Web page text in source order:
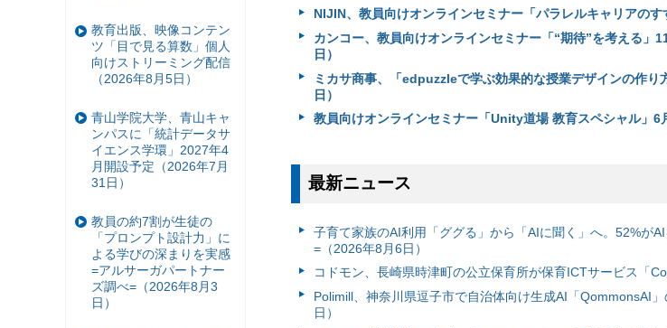
NIJIN、教員向けオンラインセミナー「パラレルキャリアのす
カンコー、教員向けオンラインセミナー「“期待”を考える」
日）
ミカサ商事、「edpuzzleで学ぶ効果的な授業デザインの作り
日）
教員向けオンラインセミナー「Unity道場 教育スペシャル」6
最新ニュース
子育て家族のAI利用「ググる」から「AIに聞く」へ。52%が
=（2026年8月6日）
コドモン、長崎県時津町の公立保育所が保育ICTサービス「
Polimill、神奈川県逗子市で自治体向け生成AI「QommonsAI
日）
教育出版、映像コンテン
ツ「目で見る算数」個人
向けストリーミング配信
（2026年8月5日）
青山学院大学、青山キャ
ンパスに「統計データサ
イエンス学環」2027年4
月開設予定（2026年7月
31日）
教員の約7割が生徒の
「プロンプト設計力」に
よる学びの深まりを実感
=アルサーガパートナー
ズ調べ=（2026年8月3
日）